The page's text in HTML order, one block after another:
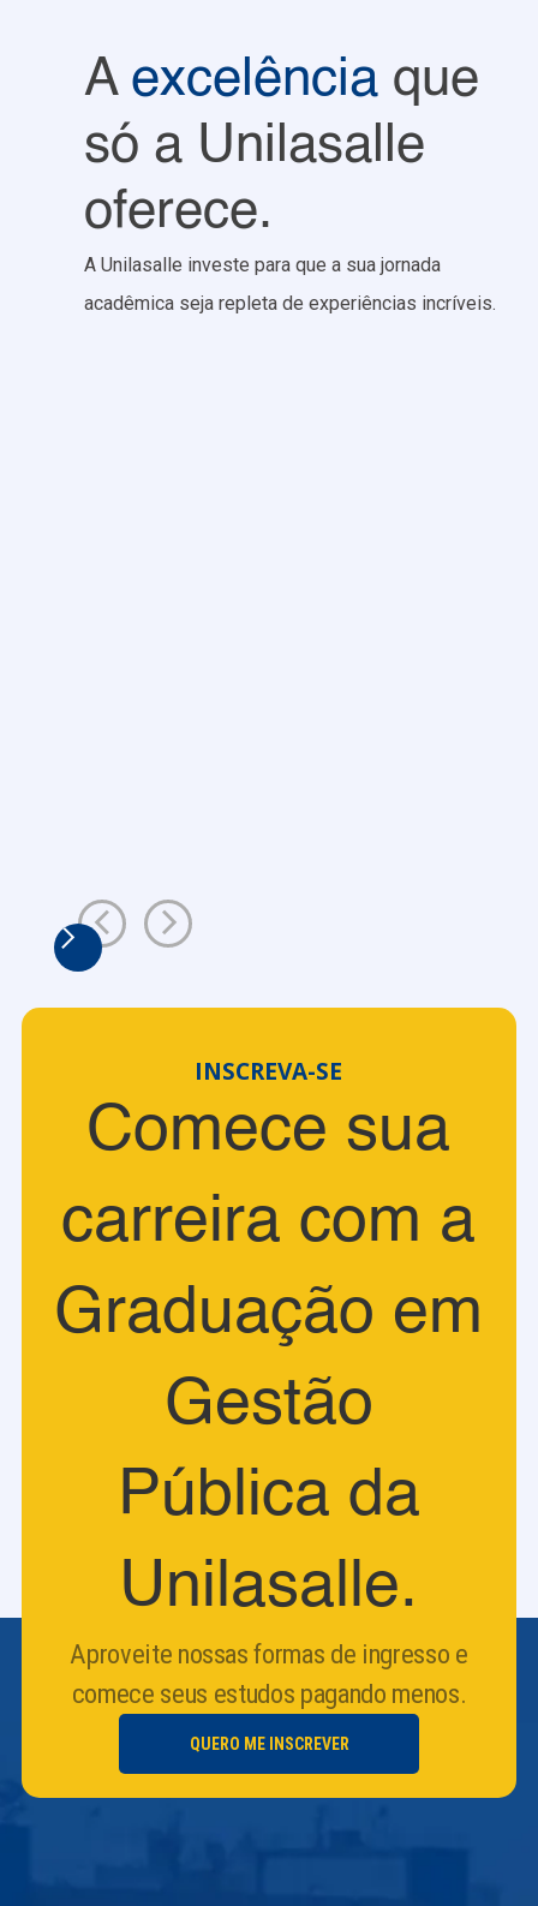
A excelênciaque
só a Unilasalle
oferece.
A Unilasalle investe para que a sua jornada
acadêmica seja repleta de experiências incríveis.
INSCREVA-SE
Comece sua
carreira com a
Graduação em
Gestão
Pública da
Unilasalle.
Aproveite nossas formas de ingresso e
comece seus estudos pagando menos.
QUERO ME INSCREVER